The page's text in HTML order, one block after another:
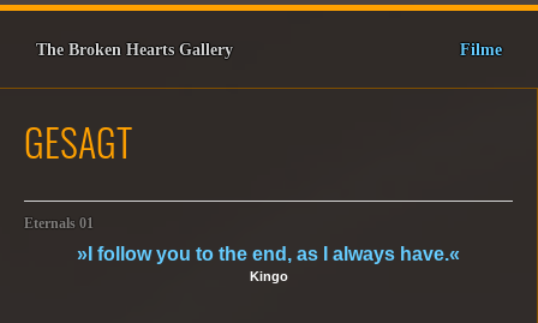
The Broken Hearts Gallery Filme
GESAGT
Eternals 01
»I follow you to the end, as I always have.«
Kingo